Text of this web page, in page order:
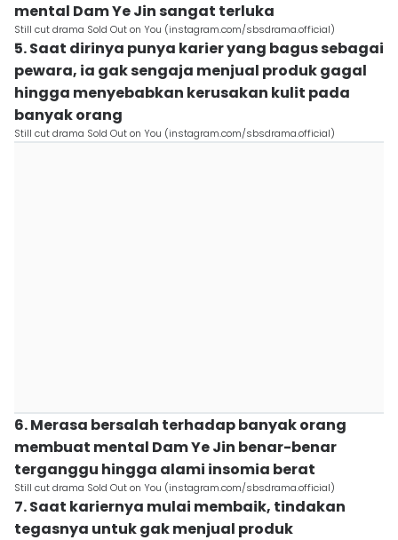
mental Dam Ye Jin sangat terluka
Still cut drama Sold Out on You (instagram.com/sbsdrama.official)
5. Saat dirinya punya karier yang bagus sebagai
pewara, ia gak sengaja menjual produk gagal
hingga menyebabkan kerusakan kulit pada
banyak orang
Still cut drama Sold Out on You (instagram.com/sbsdrama.official)
6. Merasa bersalah terhadap banyak orang
membuat mental Dam Ye Jin benar-benar
terganggu hingga alami insomia berat
Still cut drama Sold Out on You (instagram.com/sbsdrama.official)
7. Saat kariernya mulai membaik, tindakan
tegasnya untuk gak menjual produk